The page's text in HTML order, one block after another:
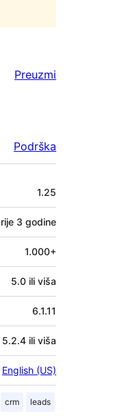
Preuzmi
Podrška
1.25
3 godine
1.000+
5.0 ili viša
6.1.11
5.2.4 ili viša
English (US)
crm leads